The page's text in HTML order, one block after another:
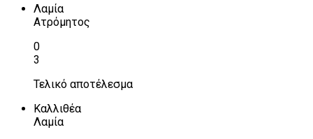
Λαμία
Ατρόμητος
0
3
Τελικό αποτέλεσμα
Καλλιθέα
Λαμία